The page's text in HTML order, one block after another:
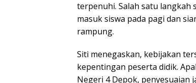
terpenuhi. Salah satu langkah
masuk siswa pada pagi dan
rampung.
Siti menegaskan, kebijakan
kepentingan peserta didik.
Negeri 4 Depok, penyesuaian